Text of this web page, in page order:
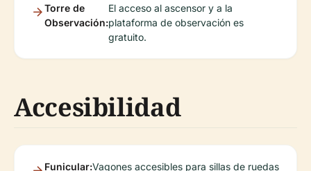
Torre de
Observación:
El acceso al ascensor y a la
plataforma de observación es
gratuito.
Accesibilidad
Funicular:Vagones accesibles para sillas de ruedas